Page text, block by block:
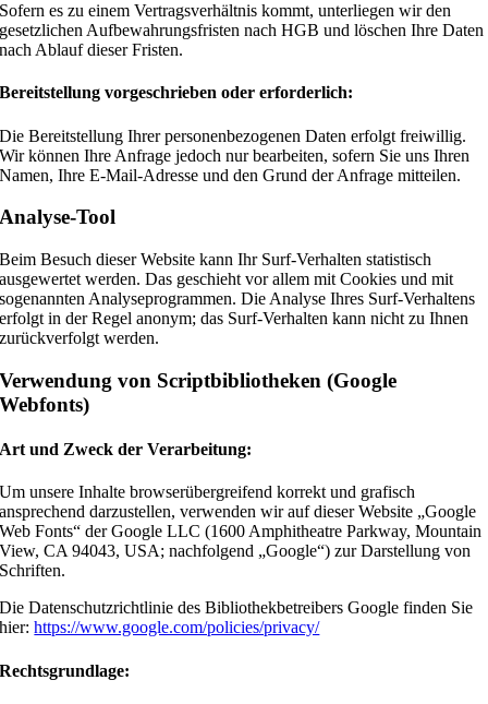
Sofern es zu einem Vertragsverhältnis kommt, unterliegen wir den
gesetzlichen Aufbewahrungsfristen nach HGB und löschen Ihre Daten
nach Ablauf dieser Fristen.
Bereitstellung vorgeschrieben oder erforderlich:
Die Bereitstellung Ihrer personenbezogenen Daten erfolgt freiwillig.
Wir können Ihre Anfrage jedoch nur bearbeiten, sofern Sie uns Ihren
Namen, Ihre E-Mail-Adresse und den Grund der Anfrage mitteilen.
Analyse-Tool
Beim Besuch dieser Website kann Ihr Surf-Verhalten statistisch
ausgewertet werden. Das geschieht vor allem mit Cookies und mit
sogenannten Analyseprogrammen. Die Analyse Ihres Surf-Verhaltens
erfolgt in der Regel anonym; das Surf-Verhalten kann nicht zu Ihnen
zurückverfolgt werden.
Verwendung von Scriptbibliotheken (Google
Webfonts)
Art und Zweck der Verarbeitung:
Um unsere Inhalte browserübergreifend korrekt und grafisch
ansprechend darzustellen, verwenden wir auf dieser Website „Google
Web Fonts“ der Google LLC (1600 Amphitheatre Parkway, Mountain
View, CA 94043, USA; nachfolgend „Google“) zur Darstellung von
Schriften.
Die Datenschutzrichtlinie des Bibliothekbetreibers Google finden Sie
hier:https://www.google.com/policies/privacy/
Rechtsgrundlage: